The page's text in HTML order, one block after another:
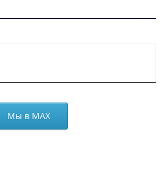
Мы в МАХ